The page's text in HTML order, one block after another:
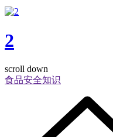
2
scroll down
食品安全知识